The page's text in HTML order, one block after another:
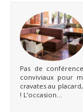
Pas de
conviviaux pour
cravates au
! L’occasion...